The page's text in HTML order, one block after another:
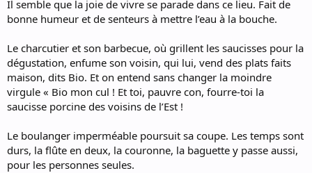
Il semble que la joie de vivre se parade dans ce lieu. Fait de
bonne humeur et de senteurs à mettre l’eau à la bouche.
Le charcutier et son barbecue, où grillent les saucisses pour la
dégustation, enfume son voisin, qui lui, vend des plats faits
maison, dits Bio. Et on entend sans changer la moindre
virgule « Bio mon cul ! Et toi, pauvre con, fourre-toi la
saucisse porcine des voisins de l’Est !
Le boulanger imperméable poursuit sa coupe. Les temps sont
durs, la flûte en deux, la couronne, la baguette y passe aussi,
pour les personnes seules.